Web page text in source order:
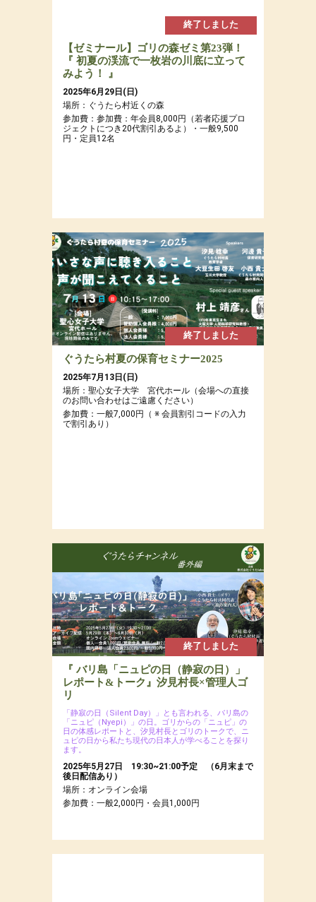
終了しました
【ゼミナール】ゴリの森ゼミ第23弾！
『 初夏の渓流で一枚岩の川底に立って
みよう！ 』
2025年6月29日(日)
場所：ぐうたら村近くの森
参加費：参加費：年会員8,000円（若者応援プロ
ジェクトにつき20代割引あるよ）・一般9,500
円・定員12名
終了しました
ぐうたら村夏の保育セミナー2025
2025年7月13日(日)
場所：聖心女子大学 宮代ホール（会場への直接
のお問い合わせはご遠慮ください）
参加費：一般7,000円（ ※ 会員割引コードの入力
で割引あり）
終了しました
『 バリ島「ニュピの日（静寂の日）」
レポート&トーク』汐見村長×管理人ゴ
リ
「静寂の日（Silent Day）」とも言われる、バリ島の
「ニュピ（Nyepi）」の日。ゴリからの「ニュピ」の
日の体感レポートと、汐見村長とゴリのトークで、ニ
ュピの日から私たち現代の日本人が学べることを探り
ます。
2025年5月27日 19:30~21:00予定 （6月末まで
後日配信あり）
場所：オンライン会場
参加費：一般2,000円・会員1,000円